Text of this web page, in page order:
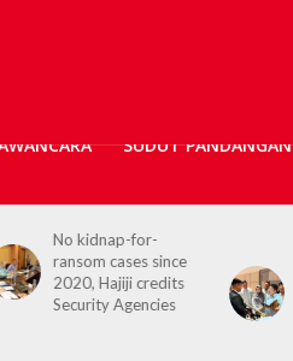
SUDUT PANDANGAN
No kidnap-for-
ransom cases since
2020, Hajiji credits
Security Agencies